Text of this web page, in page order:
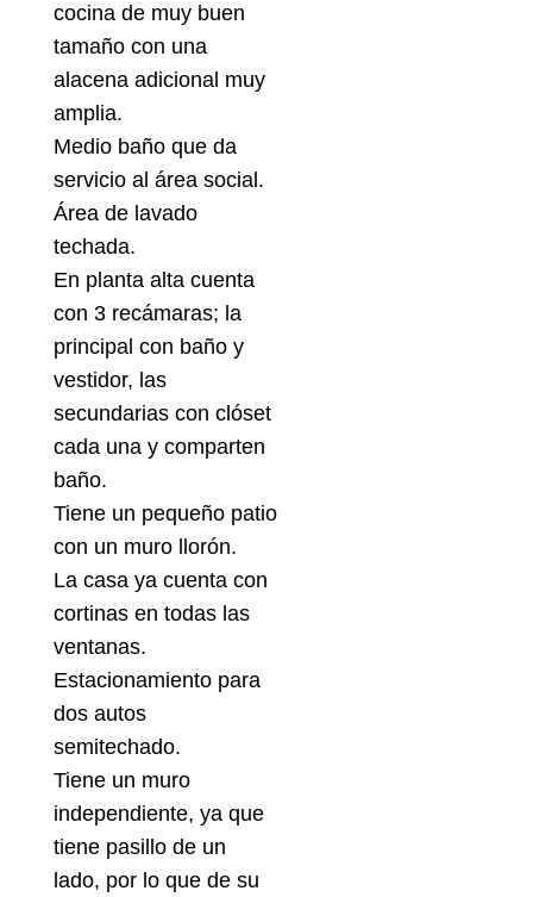
cocina de muy buen
tamaño con una
alacena adicional muy
amplia.
Medio baño que da
servicio al área social.
Área de lavado
techada.
En planta alta cuenta
con 3 recámaras; la
principal con baño y
vestidor, las
secundarias con clóset
cada una y comparten
baño.
Tiene un pequeño patio
con un muro llorón.
La casa ya cuenta con
cortinas en todas las
ventanas.
Estacionamiento para
dos autos
semitechado.
Tiene un muro
independiente, ya que
tiene pasillo de un
lado, por lo que de su